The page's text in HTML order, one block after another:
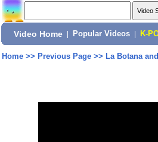
Video Home Popular Videos K-
Home>> Previous Page>> La Botana